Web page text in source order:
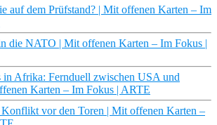
auf dem Prüfstand? | Mit offenen Karten – Im
die NATO | Mit offenen Karten – Im Fokus |
in Afrika: Fernduell zwischen USA und
Karten – Im Fokus | ARTE
Konflikt vor den Toren | Mit offenen Karten –